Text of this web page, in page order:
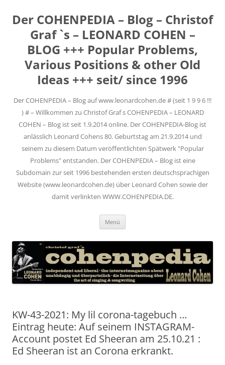
Der COHENPEDIA – Blog – Christof
Graf `s – LEONARD COHEN –
BLOG +++ Popular Problems,
Various Positions & other Old
Ideas +++ seit/ since 1996
Der COHENPEDIA – Blog auf www.leonardcohen.de # (seit 1 9 9 6 !!!
) # – Willkommen zu Christof Graf s COHENPEDIA – LEONARD
COHEN – Blog ist seit 1.9.2014 online. Der COHENPEDIA-Blog ist
anlässlich Leonard Cohens 80. Geburtstag am 21.9.2014 und
seinem zu diesem Datum veröffentlichten Spätwerk "Popular
Problems" entstanden. Der COHENPEDIA – Blog ist eine
Subdomain zur seit 1996 bestehenden ersten deutschsprachigen
Website (www.leonardcohen.de) über Leonard Cohen sowie der
damit verlinkten WWW.COHENPEDIA.DE.
Menü
KW-43-2021: My lil corona-tagebuch …
Eintrag heute: Auf seinem INSTAGRAM-
Account postet Ed Sheeran am 25.10.21 :
Ed Sheeran ist an Corona erkrankt.